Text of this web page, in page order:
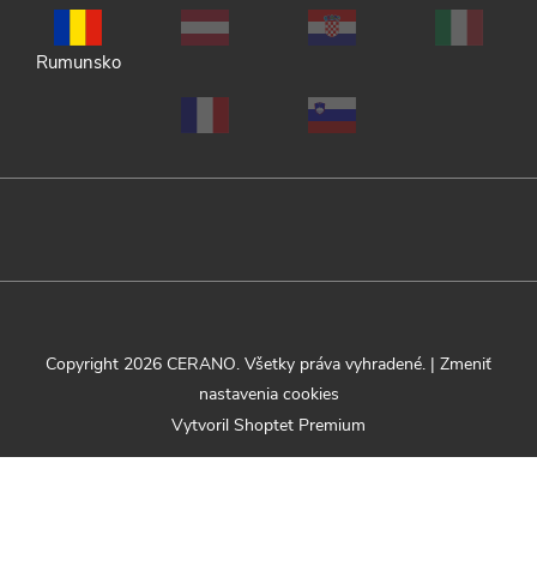
Rumunsko
Vytvoril Shoptet Premium
Copyright 2026 CERANO. Všetky práva vyhradené. | Zmeniť
nastavenia cookies